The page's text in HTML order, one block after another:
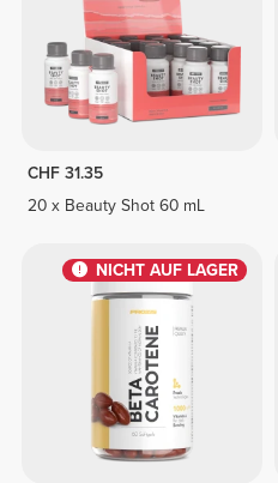
CHF 31.35
20 x Beauty Shot 60 mL
NICHT AUF LAGER